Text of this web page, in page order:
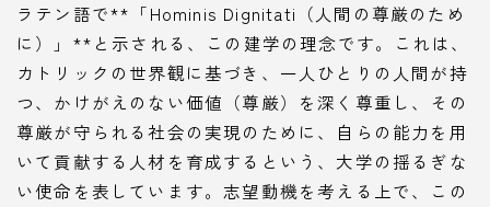
ラテン語で**「Hominis Dignitati（人間の尊厳のため
に）」**と示される、この建学の理念です。これは、
カトリックの世界観に基づき、一人ひとりの人間が持
つ、かけがえのない価値（尊厳）を深く尊重し、その
尊厳が守られる社会の実現のために、自らの能力を用
いて貢献する人材を育成するという、大学の揺るぎな
い使命を表しています。志望動機を考える上で、この